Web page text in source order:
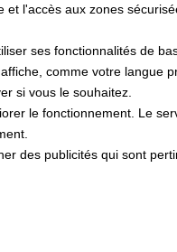
l'accès aux zones
ses fonctionnalités de
comme votre langue
si vous le souhaitez.
le fonctionnement. Le
des publicités qui sont